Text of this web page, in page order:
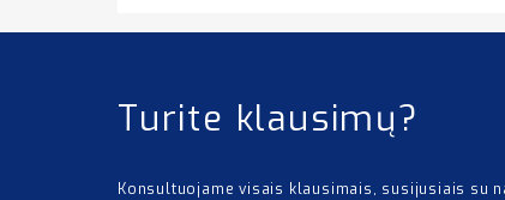
Turite klausimų?
Konsultuojame visais klausimais, susijusiais su